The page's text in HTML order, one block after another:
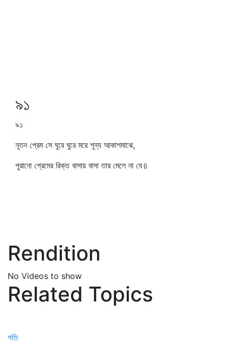
৯১
৯১
নূতন প্রেম সে ঘুরে ঘুরে মরে শূন্য আকাশমাঝে,
পুরানো প্রেমের রিক্ত বাসায় বাসা তার মেলে না যে॥
Rendition
No Videos to show
Related Topics
গতি